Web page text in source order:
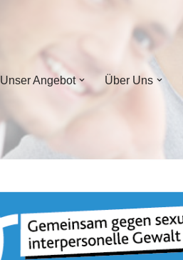
Unser Angebot Über Uns